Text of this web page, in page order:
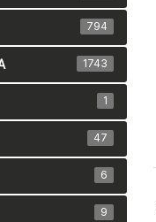
794
1743
1
47
6
9